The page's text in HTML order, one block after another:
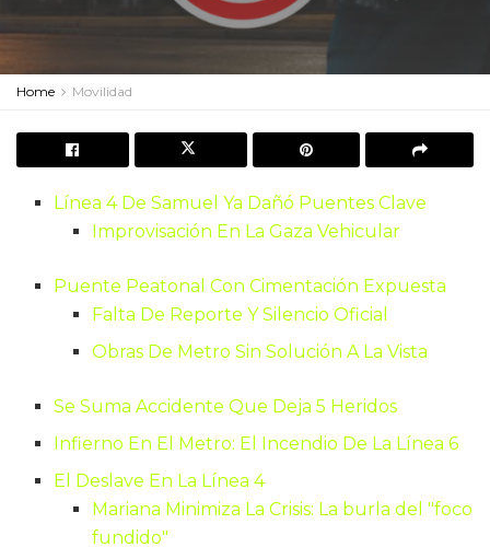
Home Movilidad
Línea 4 De Samuel Ya Dañó Puentes Clave
Improvisación En La Gaza Vehicular
Puente Peatonal Con Cimentación Expuesta
Falta De Reporte Y Silencio Oficial
Obras De Metro Sin Solución A La Vista
Se Suma Accidente Que Deja 5 Heridos
Infierno En El Metro: El Incendio De La Línea 6
El Deslave En La Línea 4
Mariana Minimiza La Crisis: La burla del "foco
fundido"